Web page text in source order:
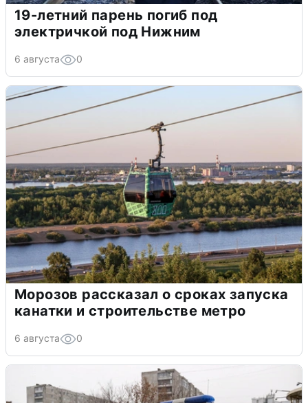
19-летний парень погиб под
электричкой под Нижним
6 августа 0
Морозов рассказал о сроках запуска
канатки и строительстве метро
6 августа 0